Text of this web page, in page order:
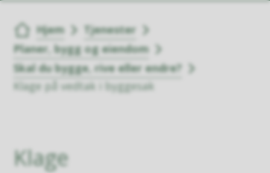
Du er her:
Hjem
Tjenester
Planer, bygg og eiendom
Skal du bygge, rive eller endre?
Klage på vedtak i byggesak
Klage